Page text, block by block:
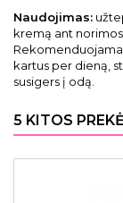
Naudojimas:
kremą ant
kartus per dieną,
susigers į odą.
5 KITOS